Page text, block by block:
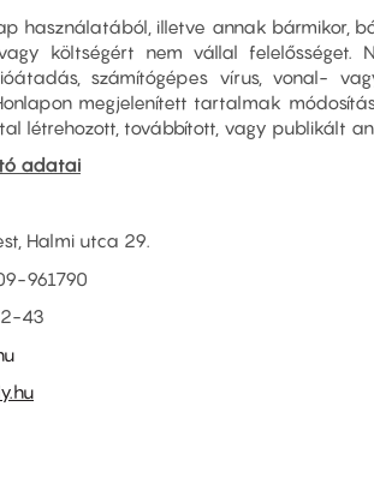
használatából, illetve annak bármikor,
költségért nem vállal
számítógépes vírus, vonal-
megjelenített tartalmak
létrehozott, továbbított, vagy publikált
adatai
Halmi utca 29.
961790
43